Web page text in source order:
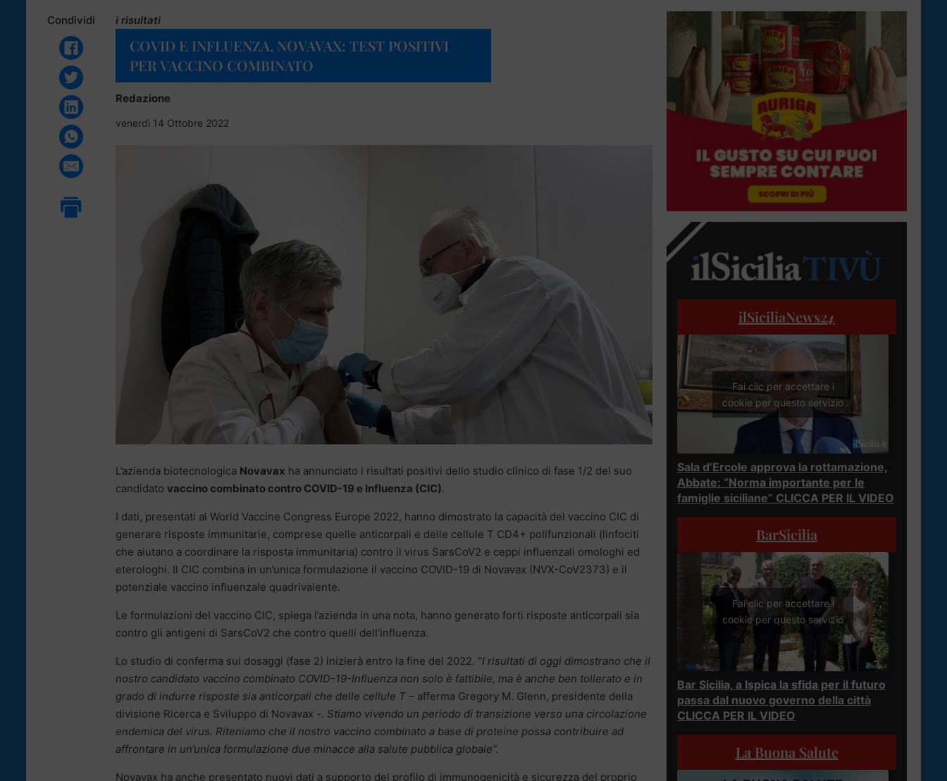
Condividi i risultati
COVID E INFLUENZA, NOVAVAX: TEST POSITIVI
PER VACCINO COMBINATO
Redazione
venerdì 14 Ottobre 2022
L’azienda biotecnologica Novavax ha annunciato i risultati positivi dello studio clinico di fase 1/2 del suo
candidato vaccino combinato contro COVID-19 e Influenza (CIC).
I dati, presentati al World Vaccine Congress Europe 2022, hanno dimostrato la capacità del vaccino CIC di
generare risposte immunitarie, comprese quelle anticorpali e delle cellule T CD4+ polifunzionali (linfociti
che aiutano a coordinare la risposta immunitaria) contro il virus SarsCoV2 e ceppi influenzali omologhi ed
eterologhi. Il CIC combina in un’unica formulazione il vaccino COVID-19 di Novavax (NVX-CoV2373) e il
potenziale vaccino influenzale quadrivalente.
Le formulazioni del vaccino CIC, spiega l’azienda in una nota, hanno generato forti risposte anticorpali sia
contro gli antigeni di SarsCoV2 che contro quelli dell’influenza.
Lo studio di conferma sui dosaggi (fase 2) inizierà entro la fine del 2022. “I risultati di oggi dimostrano che il
nostro candidato vaccino combinato COVID-19-Influenza non solo è fattibile, ma è anche ben tollerato e in
grado di indurre risposte sia anticorpali che delle cellule T – afferma Gregory M. Glenn, presidente della
divisione Ricerca e Sviluppo di Novavax -. Stiamo vivendo un periodo di transizione verso una circolazione
endemica del virus. Riteniamo che il nostro vaccino combinato a base di proteine possa contribuire ad
affrontare in un’unica formulazione due minacce alla salute pubblica globale”.
Novavax ha anche presentato nuovi dati a supporto del profilo di immunogenicità e sicurezza del proprio
ilSiciliaNews24
Fai clic per accettare i
cookie per questo servizio
Sala d’Ercole approva la rottamazione,
Abbate: “Norma importante per le
famiglie siciliane” CLICCA PER IL VIDEO
BarSicilia
Fai clic per accettare i
cookie per questo servizio
Bar Sicilia, a Ispica la sfida per il futuro
passa dal nuovo governo della città
CLICCA PER IL VIDEO
La Buona Salute